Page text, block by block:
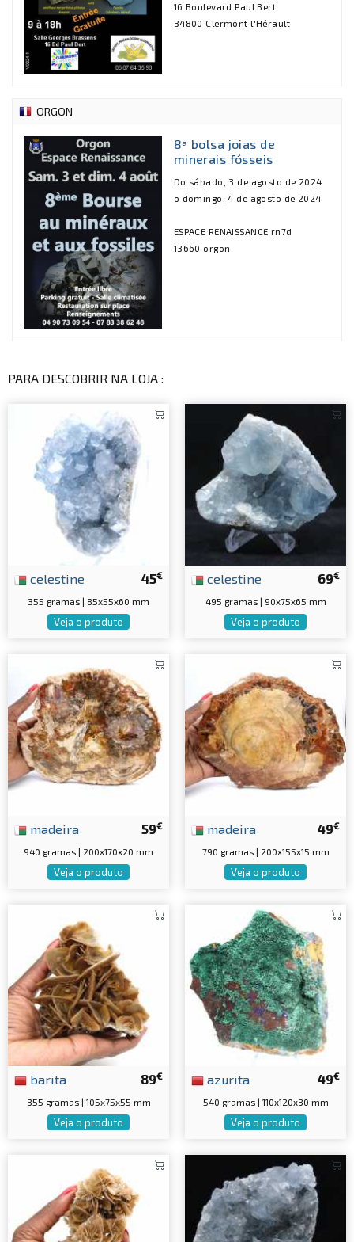
16 Boulevard Paul Bert
34800 Clermont l'Hérault
ORGON
8ª bolsa joias de
minerais fósseis
Do sábado, 3 de agosto de 2024
o domingo, 4 de agosto de 2024
ESPACE RENAISSANCE rn7d
13660 orgon
PARA DESCOBRIR NA LOJA :
45€
celestine
355 gramas | 85x55x60 mm
Veja o produto
69€
celestine
495 gramas | 90x75x65 mm
Veja o produto
59€
madeira
940 gramas | 200x170x20 mm
Veja o produto
49€
madeira
790 gramas | 200x155x15 mm
Veja o produto
89€
barita
355 gramas | 105x75x55 mm
Veja o produto
49€
azurita
540 gramas | 110x120x30 mm
Veja o produto